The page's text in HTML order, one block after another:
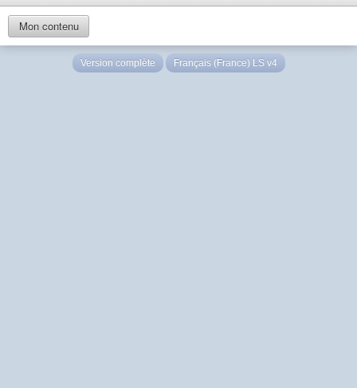
Mon contenu
Version complète Français (France) LS v4